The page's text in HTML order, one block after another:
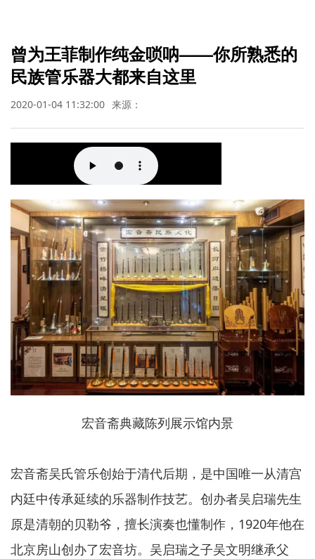
曾为王菲制作纯金唢呐——你所熟悉的
民族管乐器大都来自这里
2020-01-04 11:32:00 来源：
宏音斋典藏陈列展示馆内景
宏音斋吴氏管乐创始于清代后期，是中国唯一从清宫
内廷中传承延续的乐器制作技艺。创办者吴启瑞先生
原是清朝的贝勒爷，擅长演奏也懂制作，1920年他在
北京房山创办了宏音坊。吴启瑞之子吴文明继承父